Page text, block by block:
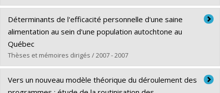
Diplômé(e) :Mendell, Anika
Cycle :Maîtrise
Diplôme obtenu :
Lien vers le document dans Papyrus
Déterminants de l'efficacité personnelle d'une saine
alimentation au sein d'une population autochtone au
Québec
Thèses et mémoires dirigés / 2007 - 2007
Diplômé(e) :Mercille, Geneviève
Cycle :Maîtrise
Vers un nouveau modèle théorique du déroulement des